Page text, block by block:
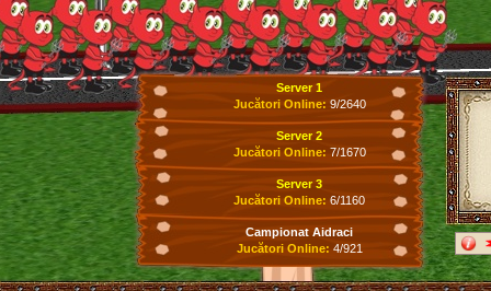
Server 1
Jucători Online: 9/2640
Server 2
Jucători Online: 7/1670
Server 3
Jucători Online: 6/1160
Campionat Aidraci
Jucători Online: 4/921